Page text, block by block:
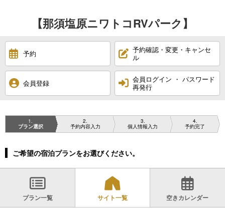
【那須塩原ニワトコRVパーク】
予約
予約確認・変更・キャンセ
ル
会員登録
会員ログイン ・ パスワード
再発行
1
プラン選択
2
予約内容入力
3
個人情報入力
4
予約完了
ご希望の宿泊プランをお選びください。
プラン一覧 サイト一覧 空きカレンダー